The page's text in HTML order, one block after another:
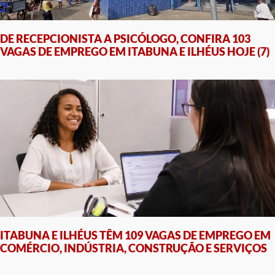
DE RECEPCIONISTA A PSICÓLOGO, CONFIRA 103
VAGAS DE EMPREGO EM ITABUNA E ILHÉUS HOJE (7)
ITABUNA E ILHÉUS TÊM 109 VAGAS DE EMPREGO EM
COMÉRCIO, INDÚSTRIA, CONSTRUÇÃO E SERVIÇOS